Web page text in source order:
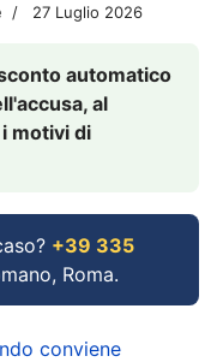
27 Luglio 2026
automatico
al
motivi di
+39 335
Roma.
conviene